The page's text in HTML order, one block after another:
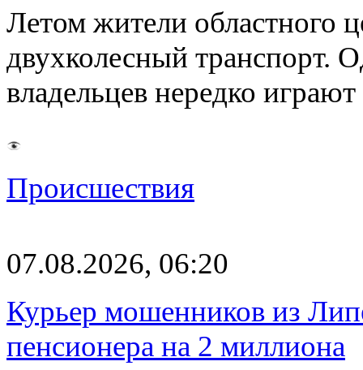
Летом жители областного
двухколесный транспорт.
владельцев нередко
Происшествия
07.08.2026, 06:20
Курьер мошенников из
пенсионера на 2 миллиона